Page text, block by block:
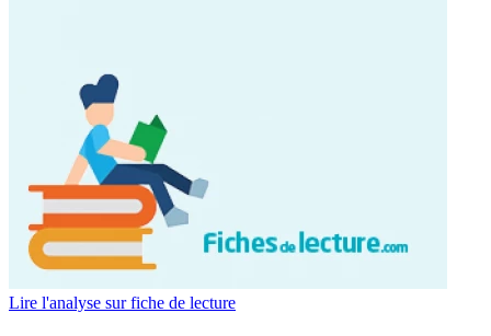
Lire l'analyse sur fiche de lecture